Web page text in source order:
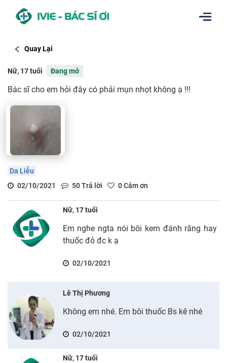
Quay Lại
Nữ, 17 tuổi Đang mở
Bác sĩ cho em hỏi đây có phải mụn nhọt không ạ !!!
Da Liễu
02/10/2021
50Trả lời 0Cảm ơn
Nữ, 17 tuổi
Em nghe ngta nói bôi kem đánh răng hay
thuốc đỏ đc k ạ
02/10/2021
Lê Thị Phương
Không em nhé. Em bôi thuốc Bs kê nhé
02/10/2021
Nữ, 17 tuổi